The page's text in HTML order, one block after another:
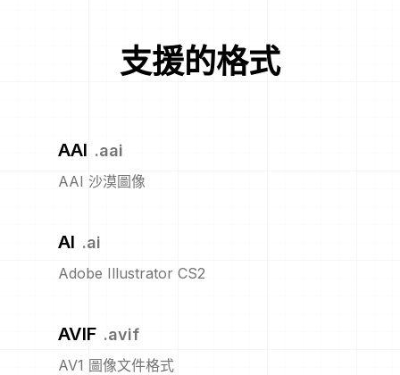
支援的格式
AAI .aai
AAI 沙漠圖像
AI .ai
Adobe Illustrator CS2
AVIF .avif
AV1 圖像文件格式